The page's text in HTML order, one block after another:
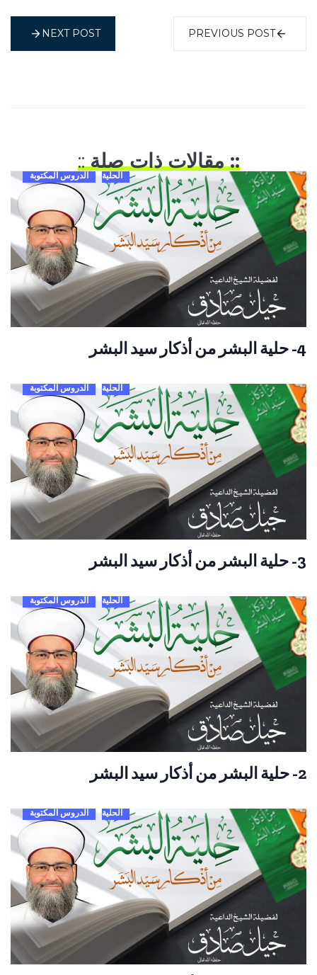
PREVIOUS POST
NEXT POST
:: مقالات ذات صلة::
الحلية الدروس المكتوبة
4- حلية البشر من أذكار سيد البشر
الحلية الدروس المكتوبة
3- حلية البشر من أذكار سيد البشر
الحلية الدروس المكتوبة
2- حلية البشر من أذكار سيد البشر
الحلية الدروس المكتوبة